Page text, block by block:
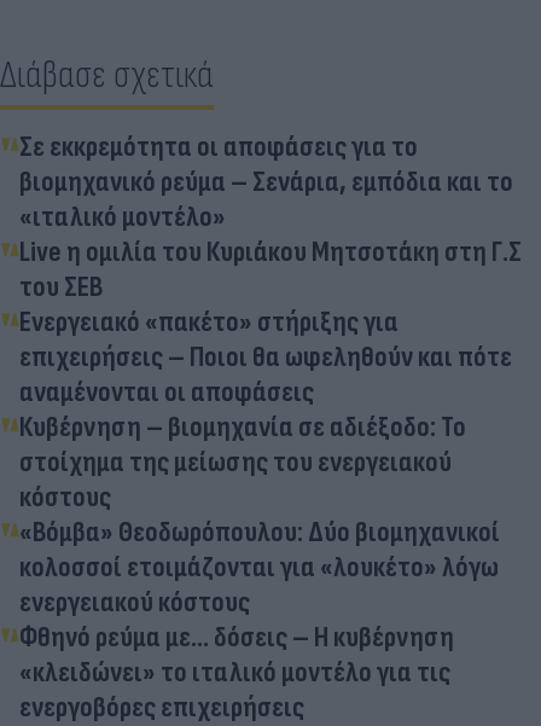
Διάβασε σχετικά
Σε εκκρεμότητα οι αποφάσεις για το
βιομηχανικό ρεύμα – Σενάρια, εμπόδια και το
«ιταλικό μοντέλο»
Live η ομιλία του Κυριάκου Μητσοτάκη στη Γ.Σ
του ΣΕΒ
Ενεργειακό «πακέτο» στήριξης για
επιχειρήσεις – Ποιοι θα ωφεληθούν και πότε
αναμένονται οι αποφάσεις
Κυβέρνηση – βιομηχανία σε αδιέξοδο: Το
στοίχημα της μείωσης του ενεργειακού
κόστους
«Bόμβα» Θεοδωρόπουλου: Δύο βιομηχανικοί
κολοσσοί ετοιμάζονται για «λουκέτο» λόγω
ενεργειακού κόστους
Φθηνό ρεύμα με… δόσεις – Η κυβέρνηση
«κλειδώνει» το ιταλικό μοντέλο για τις
ενεργοβόρες επιχειρήσεις